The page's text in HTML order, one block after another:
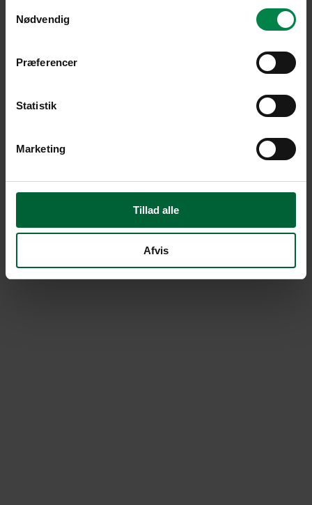
Nødvendig
Præferencer
Statistik
Marketing
Tillad alle
Afvis